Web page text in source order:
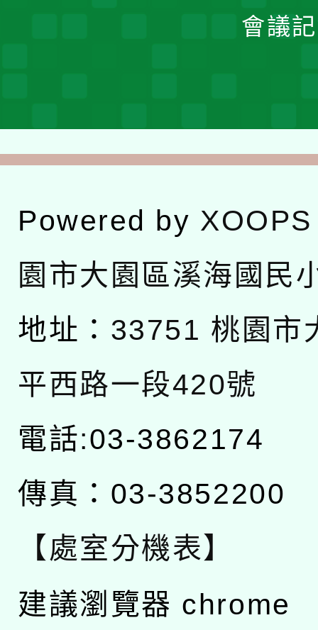
會議
Powered by XOOPS
園市大園區溪海國民
地址： 33751 桃園市
平西路一段420號
電話:03-3862174
傳真：03-3852200
【處室分機表】
建議瀏覽器 chrome